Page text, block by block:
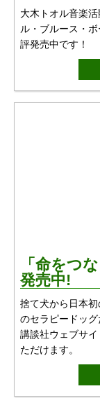
大木トオル音楽
ル・ブルース・
評発売中です！
「命をつ
発売中!
捨て犬から日本
のセラピードッグ
講談社ウェブサ
ただけます。